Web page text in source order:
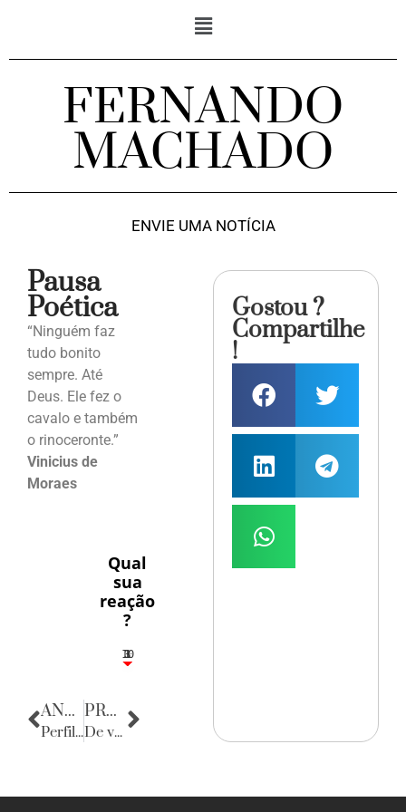
FERNANDO
MACHADO
ENVIE UMA NOTÍCIA
Pausa
Poética
“Ninguém faz
tudo bonito
sempre. Até
Deus. Ele fez o
cavalo e também
o rinoceronte.”
Vinicius de
Moraes
Qual
sua
reação
?
3
1
1
3
10
ANTERIOR
Perfil do Consumidor: Zezinho Santos
PRÓXIMA
De volta para o passado
Gostou ?
Compartilhe
!